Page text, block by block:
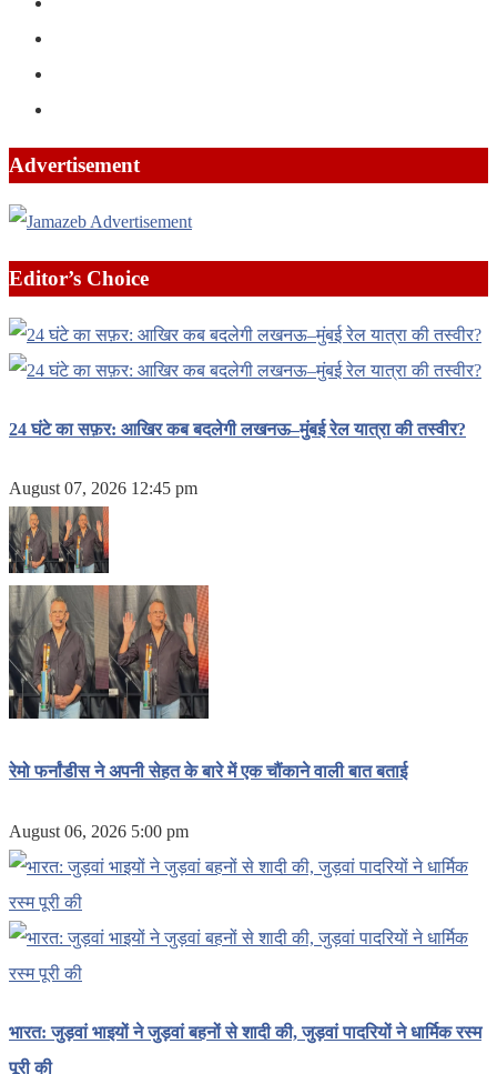
Advertisement
Editor’s Choice
24 घंटे का सफ़र: आखिर कब बदलेगी लखनऊ–मुंबई रेल यात्रा की तस्वीर?
August 07, 2026 12:45 pm
रेमो फर्नांडीस ने अपनी सेहत के बारे में एक चौंकाने वाली बात बताई
August 06, 2026 5:00 pm
भारत: जुड़वां भाइयों ने जुड़वां बहनों से शादी की, जुड़वां पादरियों ने धार्मिक रस्म
पूरी की